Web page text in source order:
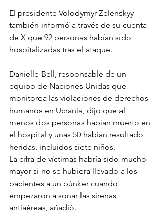
El presidente Volodymyr Zelenskyy
también informó a través de su cuenta
de X que 92 personas habían sido
hospitalizadas tras el ataque.
Danielle Bell, responsable de un
equipo de Naciones Unidas que
monitorea las violaciones de derechos
humanos en Ucrania, dijo que al
menos dos personas habían muerto en
el hospital y unas 50 habían resultado
heridas, incluidos siete niños.
La cifra de víctimas habría sido mucho
mayor si no se hubiera llevado a los
pacientes a un búnker cuando
empezaron a sonar las sirenas
antiaéreas, añadió.